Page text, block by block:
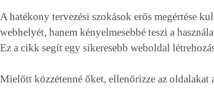
A hatékony tervezési szokások erős megértése
webhelyét, hanem kényelmesebbé teszi a
Ez a cikk segít egy sikeresebb weboldal
Mielőtt közzétenné őket, ellenőrizze az